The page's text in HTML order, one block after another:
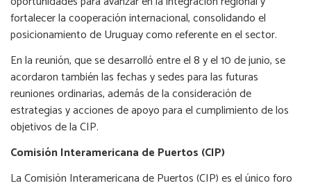
fortalecer la cooperación internacional, consolidando el
posicionamiento de Uruguay como referente en el sector.
En la reunión, que se desarrolló entre el 8 y el 10 de junio, se
acordaron también las fechas y sedes para las futuras
reuniones ordinarias, además de la consideración de
estrategias y acciones de apoyo para el cumplimiento de los
objetivos de la CIP.
Comisión Interamericana de Puertos (CIP)
La Comisión Interamericana de Puertos (CIP) es el único foro